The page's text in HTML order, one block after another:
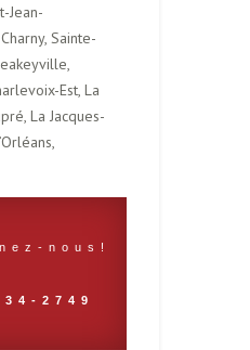
Jean-
Sainte-
Est, La
La Jacques-
nous!
2749